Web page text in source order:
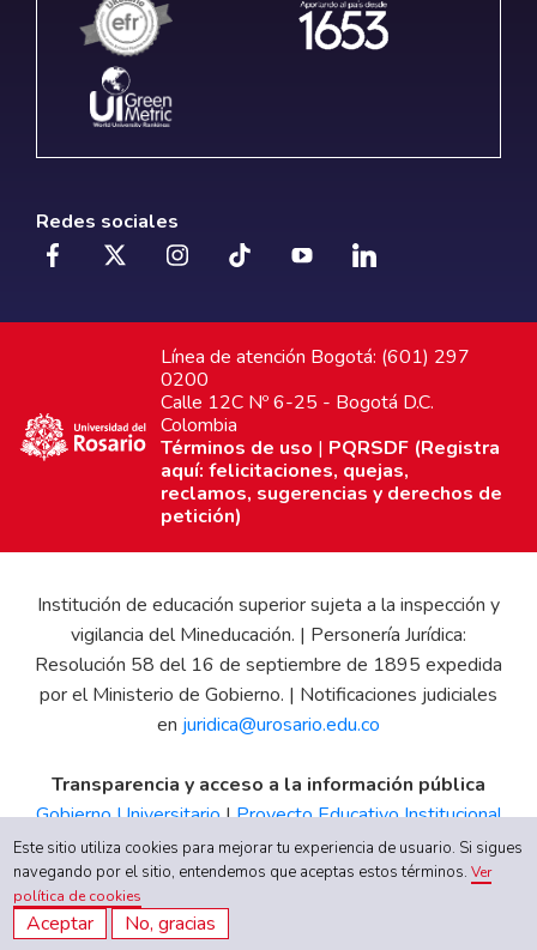
Redes sociales
Línea de atención Bogotá: (601) 297
0200
Calle 12C Nº 6-25 - Bogotá D.C.
Colombia
Términos de uso | PQRSDF (Registra
aquí: felicitaciones, quejas,
reclamos, sugerencias y derechos de
petición)
Institución de educación superior sujeta a la inspección y
vigilancia del Mineducación. | Personería Jurídica:
Resolución 58 del 16 de septiembre de 1895 expedida
por el Ministerio de Gobierno. | Notificaciones judiciales
en juridica@urosario.edu.co
Transparencia y acceso a la información pública
Gobierno Universitario|Proyecto Educativo Institucional
|Informe de Gestión|Boletín Estadístico|Régimen
Tributario|Estados Financieros|Código de Ética|Canal
de Integridad UR
Este sitio utiliza cookies para mejorar tu experiencia de usuario. Si sigues
navegando por el sitio, entendemos que aceptas estos términos.Ver
política de cookies
Aceptar No, gracias